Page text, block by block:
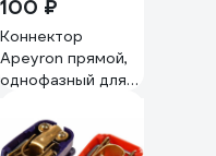
100 ₽
Коннектор
Apeyron прямой,
однофазный для
подвесного
шинопровода,